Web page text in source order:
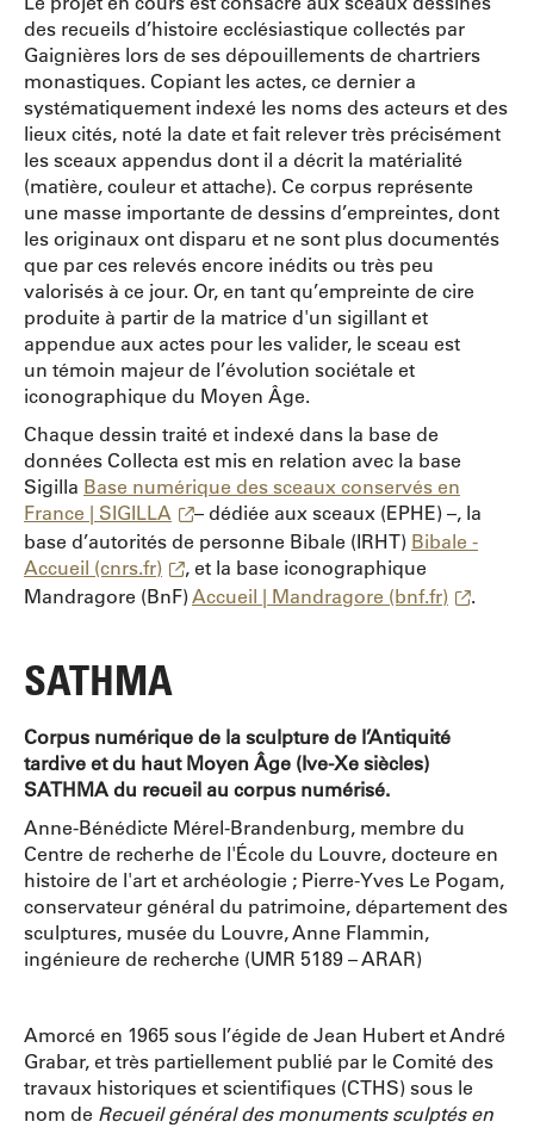
des recueils d’histoire ecclésiastique collectés par
Gaignières lors de ses dépouillements de chartriers
monastiques. Copiant les actes, ce dernier a
systématiquement indexé les noms des acteurs et des
lieux cités, noté la date et fait relever très précisément
les sceaux appendus dont il a décrit la matérialité
(matière, couleur et attache). Ce corpus représente
une masse importante de dessins d’empreintes, dont
les originaux ont disparu et ne sont plus documentés
que par ces relevés encore inédits ou très peu
valorisés à ce jour. Or, en tant qu’empreinte de cire
produite à partir de la matrice d'un sigillant et
appendue aux actes pour les valider, le sceau est
un témoin majeur de l’évolution sociétale et
iconographique du Moyen Âge.
Chaque dessin traité et indexé dans la base de
données Collecta est mis en relation avec la base
Sigilla Base numérique des sceaux conservés en
France | SIGILLA
– dédiée aux sceaux (EPHE) –, la
base d’autorités de personne Bibale (IRHT) Bibale -
Accueil (cnrs.fr)
, et la base iconographique
Mandragore (BnF)Accueil | Mandragore (bnf.fr) .
SATHMA
Corpus numérique de la sculpture de l’Antiquité
tardive et du haut Moyen Âge (Ive-Xe siècles)
SATHMA du recueil au corpus numérisé.
Anne-Bénédicte Mérel-Brandenburg, membre du
Centre de recherhe de l'École du Louvre, docteure en
histoire de l'art et archéologie ; Pierre-Yves Le Pogam,
conservateur général du patrimoine, département des
sculptures, musée du Louvre, Anne Flammin,
ingénieure de recherche (UMR 5189 – ARAR)
Amorcé en 1965 sous l’égide de Jean Hubert et André
Grabar, et très partiellement publié par le Comité des
travaux historiques et scientifiques (CTHS) sous le
nom de Recueil général des monuments sculptés en